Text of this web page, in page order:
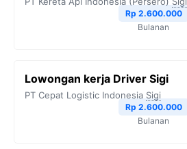
Rp 2.600.000
Bulanan
Lowongan kerja Driver Sigi
PT Cepat Logistic Indonesia Sigi
Rp 2.600.000
Bulanan